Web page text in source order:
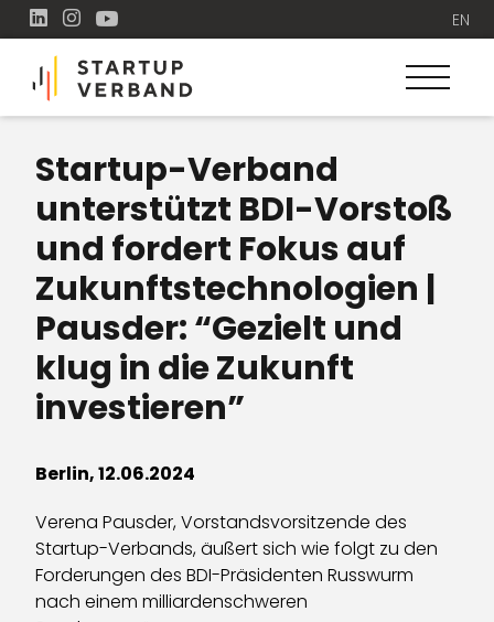
EN
Startup-Verband
unterstützt BDI-Vorstoß
und fordert Fokus auf
Zukunftstechnologien |
Pausder: “Gezielt und
klug in die Zukunft
investieren”
Berlin, 12.06.2024
Verena Pausder, Vorstandsvorsitzende des
Startup-Verbands, äußert sich wie folgt zu den
Forderungen des BDI-Präsidenten Russwurm
nach einem milliardenschweren